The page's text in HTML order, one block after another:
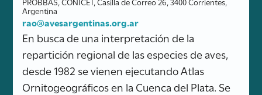
Argentina
rao@avesargentinas.org.ar
En busca de una interpretación de la
repartición regional de las especies de aves,
desde 1982 se vienen ejecutando Atlas
Ornitogeográficos en la Cuenca del Plata. Se